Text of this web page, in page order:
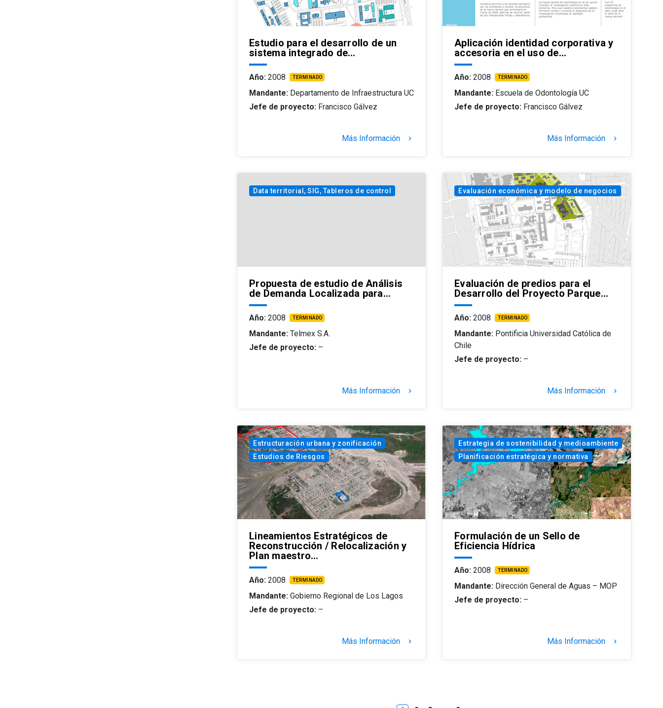
Estudio para el desarrollo de un
sistema integrado de…
Año: 2008 TERMINADO
Mandante: Departamento de Infraestructura UC
Jefe de proyecto: Francisco Gálvez
Más Información keyboard_arrow_right
Aplicación identidad corporativa y
accesoria en el uso de…
Año: 2008 TERMINADO
Mandante: Escuela de Odontología UC
Jefe de proyecto: Francisco Gálvez
Más Información keyboard_arrow_right
Data territorial, SIG, Tableros de control
Propuesta de estudio de Análisis
de Demanda Localizada para…
Año: 2008 TERMINADO
Mandante: Telmex S.A.
Jefe de proyecto: –
Más Información keyboard_arrow_right
Evaluación económica y modelo de negocios
Evaluación de predios para el
Desarrollo del Proyecto Parque…
Año: 2008 TERMINADO
Mandante: Pontificia Universidad Católica de
Chile
Jefe de proyecto: –
Más Información keyboard_arrow_right
Estructuración urbana y zonificación
Estudios de Riesgos
Lineamientos Estratégicos de
Reconstrucción / Relocalización y
Plan maestro…
Año: 2008 TERMINADO
Mandante: Gobierno Regional de Los Lagos
Jefe de proyecto: –
Más Información keyboard_arrow_right
Estrategia de sostenibilidad y medioambiente
Planificación estratégica y normativa
Formulación de un Sello de
Eficiencia Hídrica
Año: 2008 TERMINADO
Mandante: Dirección General de Aguas – MOP
Jefe de proyecto: –
Más Información keyboard_arrow_right